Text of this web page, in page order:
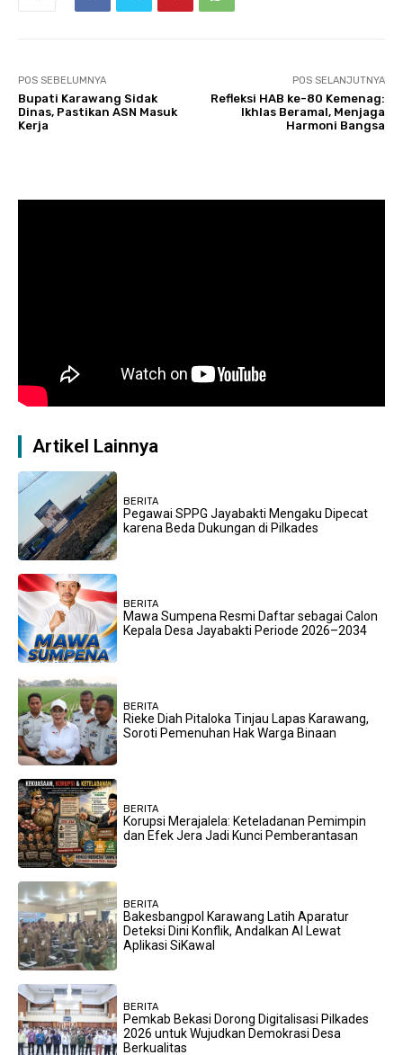
POS SEBELUMNYA
Bupati Karawang Sidak
Dinas, Pastikan ASN Masuk
Kerja
POS SELANJUTNYA
Refleksi HAB ke-80 Kemenag:
Ikhlas Beramal, Menjaga
Harmoni Bangsa
Artikel Lainnya
BERITA
Pegawai SPPG Jayabakti Mengaku Dipecat
karena Beda Dukungan di Pilkades
BERITA
Mawa Sumpena Resmi Daftar sebagai Calon
Kepala Desa Jayabakti Periode 2026–2034
BERITA
Rieke Diah Pitaloka Tinjau Lapas Karawang,
Soroti Pemenuhan Hak Warga Binaan
BERITA
Korupsi Merajalela: Keteladanan Pemimpin
dan Efek Jera Jadi Kunci Pemberantasan
BERITA
Bakesbangpol Karawang Latih Aparatur
Deteksi Dini Konflik, Andalkan AI Lewat
Aplikasi SiKawal
BERITA
Pemkab Bekasi Dorong Digitalisasi Pilkades
2026 untuk Wujudkan Demokrasi Desa
Berkualitas